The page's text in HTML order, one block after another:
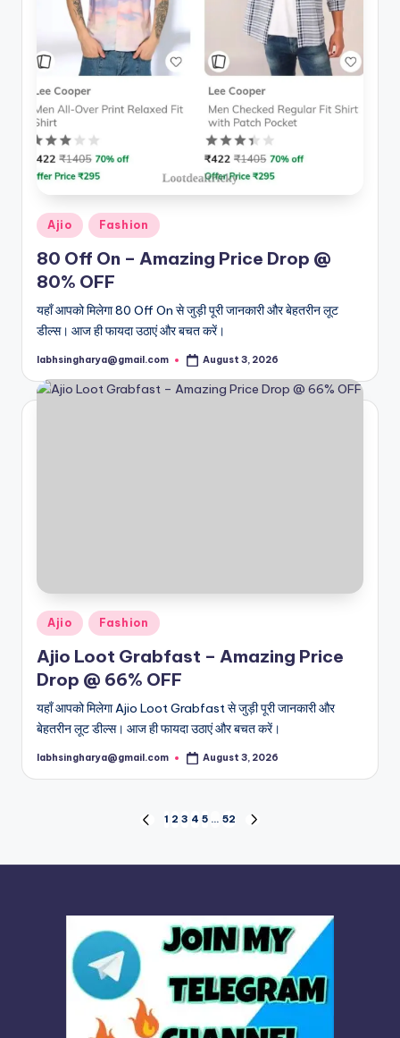
Posted
in
Ajio Fashion
80 Off On – Amazing Price Drop @
80% OFF
यहाँ आपको मिलेगा 80 Off On से जुड़ी पूरी जानकारी और बेहतरीन लूट
डील्स। आज ही फायदा उठाएं और बचत करें।
Posted
labhsingharya@gmail.com August 3, 2026
Posted
in
Ajio Fashion
Ajio Loot Grabfast – Amazing Price
Drop @ 66% OFF
यहाँ आपको मिलेगा Ajio Loot Grabfast से जुड़ी पूरी जानकारी और
बेहतरीन लूट डील्स। आज ही फायदा उठाएं और बचत करें।
Posted
labhsingharya@gmail.com August 3, 2026
pagination
PREVIOUS
1 2 3 4 5 … 52